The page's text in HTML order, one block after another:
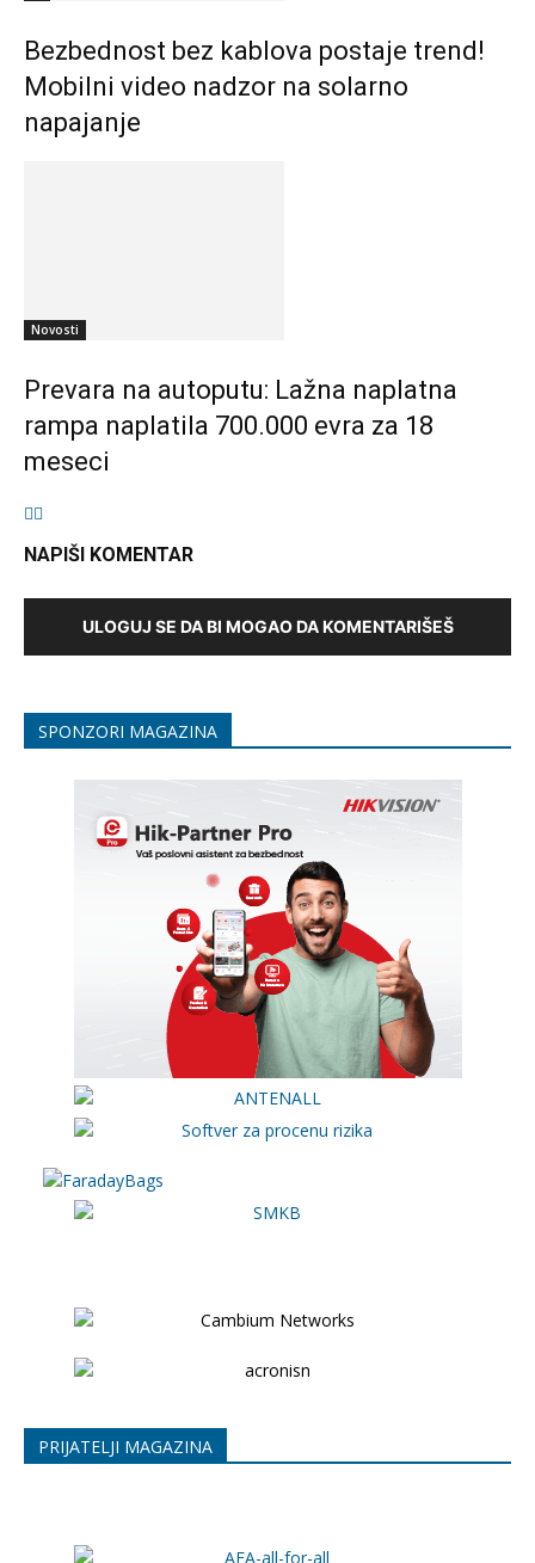
Bezbednost bez kablova postaje trend!
Mobilni video nadzor na solarno
napajanje
Novosti
Prevara na autoputu: Lažna naplatna
rampa naplatila 700.000 evra za 18
meseci
NAPIŠI KOMENTAR
ULOGUJ SE DA BI MOGAO DA KOMENTARIŠEŠ
SPONZORI MAGAZINA
PRIJATELJI MAGAZINA